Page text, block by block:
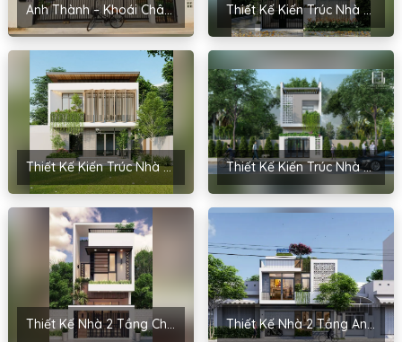
Anh Thành – Khoái Châu, Hưng Yên Thiết Kế Kiến Trúc Nhà Phố 2 Tầng Anh Thư – Tam Điệp, Ninh Bình
Thiết Kế Kiến Trúc Nhà Phố 2 Tầng Anh Sơn – Chương Mỹ Thiết Kế Kiến Trúc Nhà Phố Anh Thắng – Bắc Ninh
Thiết Kế Nhà 2 Tầng Chị Dung – Lào Cai Thiết Kế Nhà 2 Tầng Anh Hoài – Nam Định